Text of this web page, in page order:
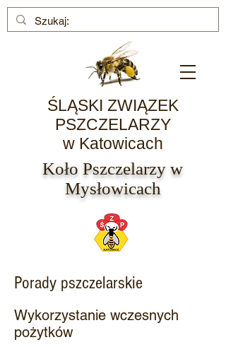
ŚLĄSKI ZWIĄZEK
PSZCZELARZY
w Katowicach
Koło Pszczelarzy w
Mysłowicach
Porady pszczelarskie
Wykorzystanie wczesnych
pożytków